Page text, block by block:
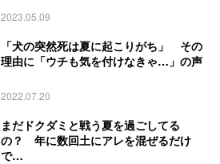
2023.05.09
「犬の突然死は夏に起こりがち」 その
理由に「ウチも気を付けなきゃ…」の声
2022.07.20
まだドクダミと戦う夏を過ごしてる
の？ 年に数回土にアレを混ぜるだけ
で…